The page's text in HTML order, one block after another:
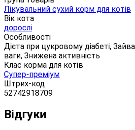
Лікувальний сухий корм для котів
Вік кота
дорослі
Особливості
Дієта при цукровому діабеті,
ваги, Знижена активність
Клас корма для котів
Супер-преміум
Штрих-код
52742918709
Відгуки